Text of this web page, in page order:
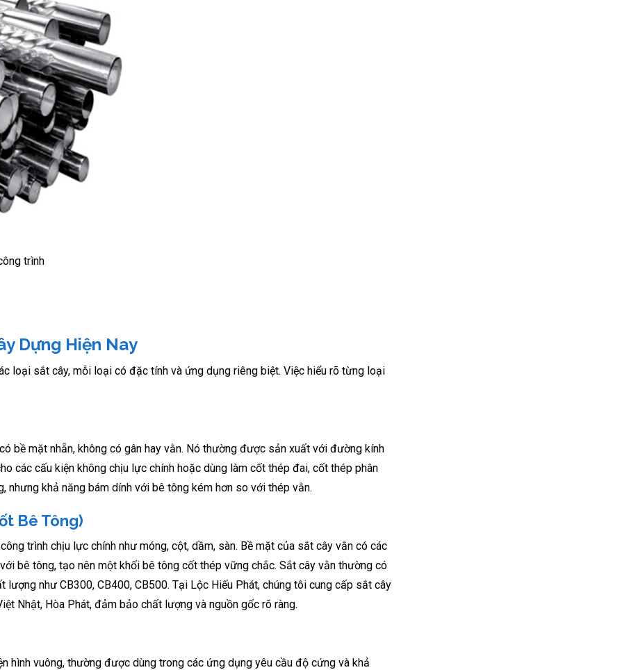
trình
Dựng Hiện Nay
loại sắt cây, mỗi loại có đặc tính và ứng dụng riêng biệt. Việc hiểu rõ từng loại
bề mặt nhẵn, không có gân hay vằn. Nó thường được sản xuất với đường kính
các cấu kiện không chịu lực chính hoặc dùng làm cốt thép đai, cốt thép phân
khả năng bám dính với bê tông kém hơn so với thép vằn.
Bê Tông)
trình chịu lực chính như móng, cột, dầm, sàn. Bề mặt của sắt cây vằn có các
bê tông, tạo nên một khối bê tông cốt thép vững chắc. Sắt cây vằn thường có
như CB300, CB400, CB500. Tại Lộc Hiếu Phát, chúng tôi cung cấp sắt cây
Nhật, Hòa Phát, đảm bảo chất lượng và nguồn gốc rõ ràng.
hình vuông, thường được dùng trong các ứng dụng yêu cầu độ cứng và khả